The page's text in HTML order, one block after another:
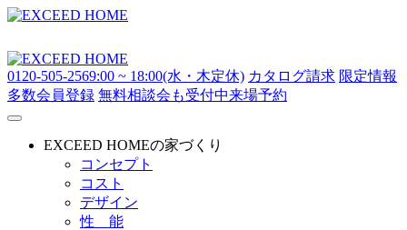
0120-505-2569:00 ~ 18:00(水・木定休) カタログ請求 限定情報
多数会員登録 無料相談会も受付中来場予約
EXCEED HOMEの家づくり
コンセプト
コスト
デザイン
性 能